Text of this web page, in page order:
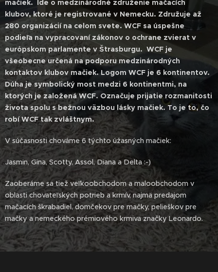
mačiek. Ide o medzinárodné združenie mačacích
klubov, ktoré je registrované v Nemecku. Združuje až
280 organizácií na celom svete. WCF sa úspešne
podieľa na vypracovaní zákonov o ochrane zvierat v
európskom parlamente v Štrasburgu. WCF je
všeobecne určená na podporu medzinárodných
kontaktov klubov mačiek. Logom WCF je 6 kontinentov.
Dúha je symbolický most medzi 6 kontinentmi, na
ktorých je založená WCF. Označuje prijatie rozmanitosti
života spolu s bežnou väzbou lásky mačiek. To je to, čo
robí WCF tak zvláštnym.
V súčasnosti chováme 6 týchto úžasných mačiek:
Jasmin, Gina, Scotty, Assol, Diana a Delta :-)
Zaoberáme sa tiež veľkoobchodom a maloobchodom v
oblasti chovateľských potrieb a krmív, najmä predajom
mačacích škrabadiel, domčekov pre mačky, pelieškov pre
mačky a nemeckého prémiového krmiva značky Leonardo.